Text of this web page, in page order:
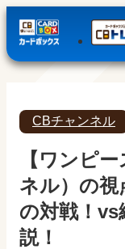
CBチャンネル
【ワンピ
ネル）の視
の対戦！vs
説！